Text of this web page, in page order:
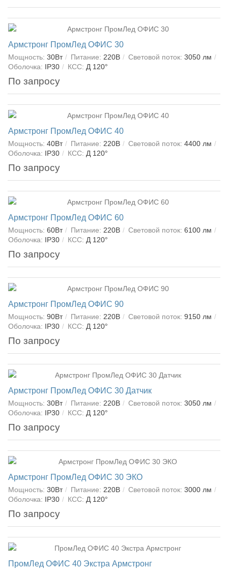
Армстронг ПромЛед ОФИС 30
Мощность: 30Вт Питание: 220В Световой поток: 3050 лм
Оболочка: IP30 КСС: Д 120°
По запросу
Армстронг ПромЛед ОФИС 40
Мощность: 40Вт Питание: 220В Световой поток: 4400 лм
Оболочка: IP30 КСС: Д 120°
По запросу
Армстронг ПромЛед ОФИС 60
Мощность: 60Вт Питание: 220В Световой поток: 6100 лм
Оболочка: IP30 КСС: Д 120°
По запросу
Армстронг ПромЛед ОФИС 90
Мощность: 90Вт Питание: 220В Световой поток: 9150 лм
Оболочка: IP30 КСС: Д 120°
По запросу
Армстронг ПромЛед ОФИС 30 Датчик
Мощность: 30Вт Питание: 220В Световой поток: 3050 лм
Оболочка: IP30 КСС: Д 120°
По запросу
Армстронг ПромЛед ОФИС 30 ЭКО
Мощность: 30Вт Питание: 220В Световой поток: 3000 лм
Оболочка: IP30 КСС: Д 120°
По запросу
ПромЛед ОФИС 40 Экстра Армстронг